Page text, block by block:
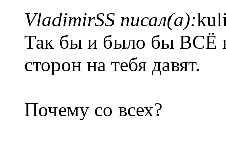
VladimirSS писал(а):
Так бы и было бы ВСЁ
сторон на тебя давят.
Почему со всех?